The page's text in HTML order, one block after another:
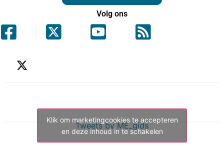
Volg ons
Tweets by ME_gids
Klik om marketingcookies te accepteren
en deze inhoud in te schakelen